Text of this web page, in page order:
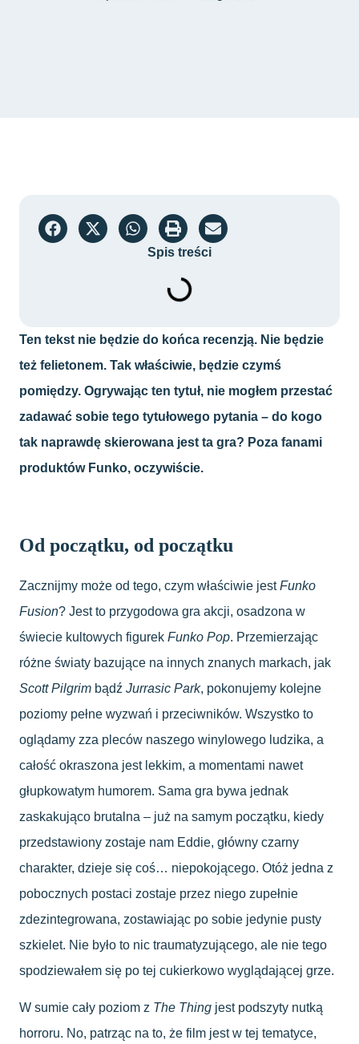
Spis treści
Ten tekst nie będzie do końca recenzją. Nie będzie
też felietonem. Tak właściwie, będzie czymś
pomiędzy. Ogrywając ten tytuł, nie mogłem przestać
zadawać sobie tego tytułowego pytania – do kogo
tak naprawdę skierowana jest ta gra? Poza fanami
produktów Funko, oczywiście.
Od początku, od początku
Zacznijmy może od tego, czym właściwie jestFunko
Fusion? Jest to przygodowa gra akcji, osadzona w
świecie kultowych figurek Funko Pop. Przemierzając
różne światy bazujące na innych znanych markach, jak
Scott Pilgrim bądź Jurrasic Park, pokonujemy kolejne
poziomy pełne wyzwań i przeciwników. Wszystko to
oglądamy zza pleców naszego winylowego ludzika, a
całość okraszona jest lekkim, a momentami nawet
głupkowatym humorem. Sama gra bywa jednak
zaskakująco brutalna – już na samym początku, kiedy
przedstawiony zostaje nam Eddie, główny czarny
charakter, dzieje się coś… niepokojącego. Otóż jedna z
pobocznych postaci zostaje przez niego zupełnie
zdezintegrowana, zostawiając po sobie jedynie pusty
szkielet. Nie było to nic traumatyzującego, ale nie tego
spodziewałem się po tej cukierkowo wyglądającej grze.
W sumie cały poziom z The Thing jest podszyty nutką
horroru. No, patrząc na to, że film jest w tej tematyce,